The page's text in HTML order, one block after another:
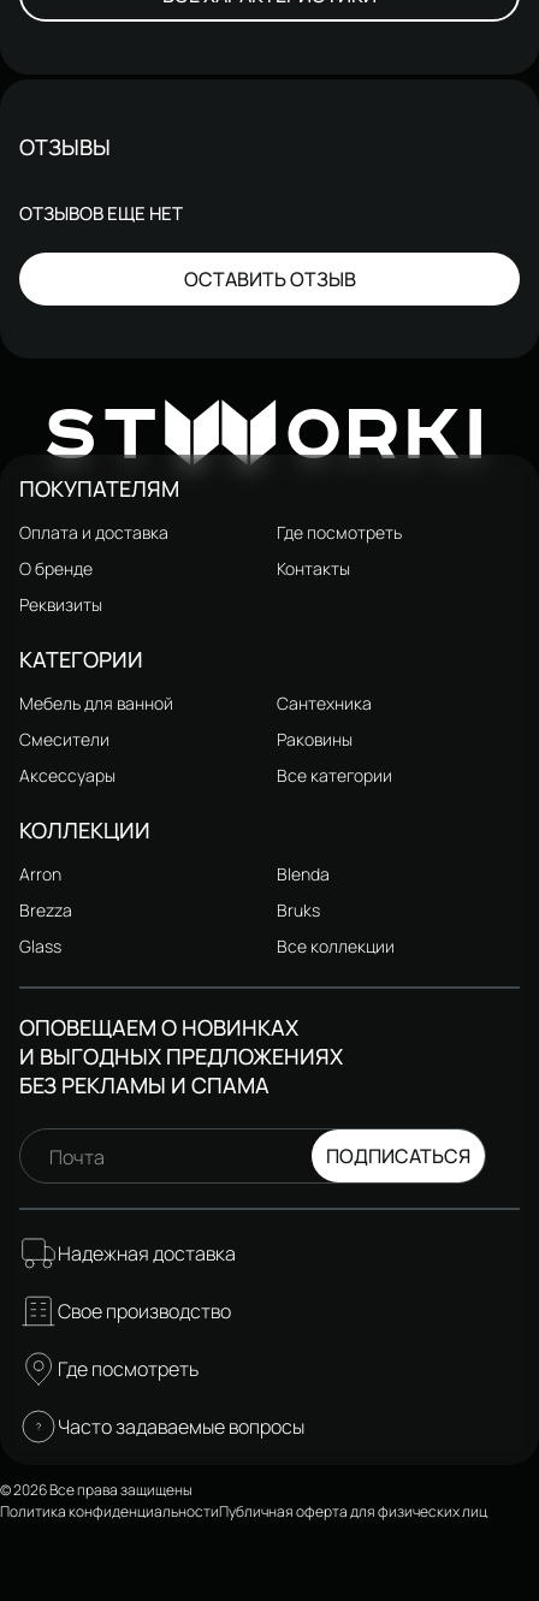
ОТЗЫВЫ
ОТЗЫВОВ ЕЩЕ НЕТ
ОСТАВИТЬ ОТЗЫВ
STW ORKI
ПОКУПАТЕЛЯМ
Оплата и доставка
Где посмотреть
О бренде
Контакты
Реквизиты
КАТЕГОРИИ
Мебель для ванной
Сантехника
Смесители
Раковины
Аксессуары
Все категории
КОЛЛЕКЦИИ
Arron
Blenda
Brezza
Bruks
Glass
Все коллекции
ОПОВЕЩАЕМ О НОВИНКАХ
И ВЫГОДНЫХ ПРЕДЛОЖЕНИЯХ
БЕЗ РЕКЛАМЫ И СПАМА
Почта ПОДПИСАТЬСЯ
Надежная доставка
Свое производство
Где посмотреть
Часто задаваемые вопросы
© 2026 Все права защищены
Политика конфиденциальностиПубличная оферта для физических лиц